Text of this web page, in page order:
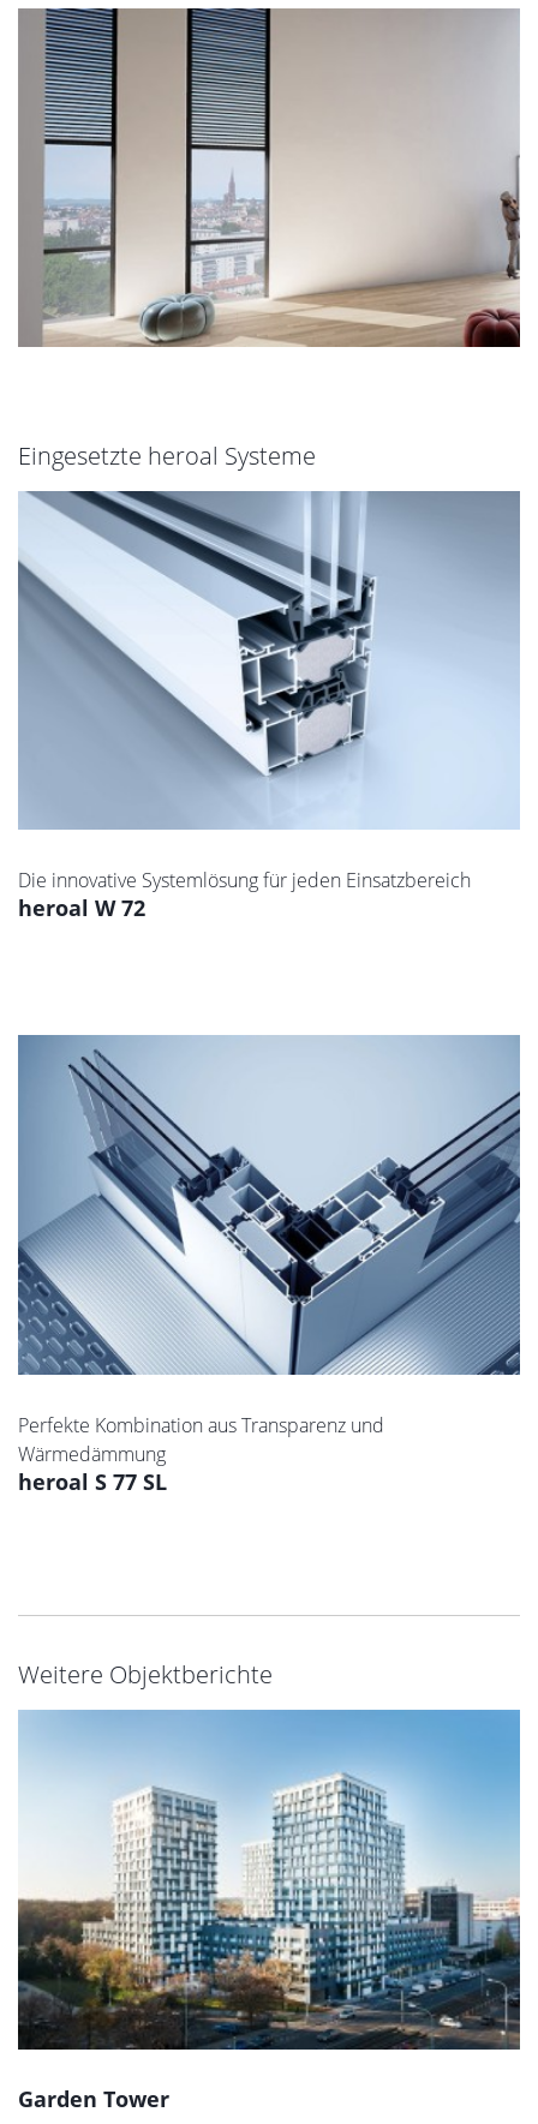
Eingesetzte heroal Systeme
Die innovative Systemlösung für jeden Einsatzbereich
heroal W 72
Perfekte Kombination aus Transparenz und
Wärmedämmung
heroal S 77 SL
Weitere Objektberichte
Garden Tower